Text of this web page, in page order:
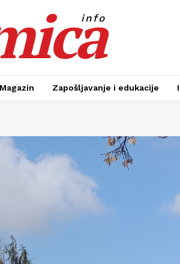
info
Magazin Zapošljavanje i edukacije